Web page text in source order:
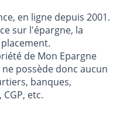
en ligne depuis 2001.
sur l'épargne, la
de Mon Epargne
possède donc aucun
etc.